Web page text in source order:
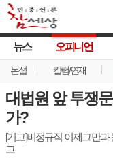
뉴스 오피니언
논설 칼럼/연재
대법원 앞 투쟁
가?
[기고]비정규직 이제그만
고